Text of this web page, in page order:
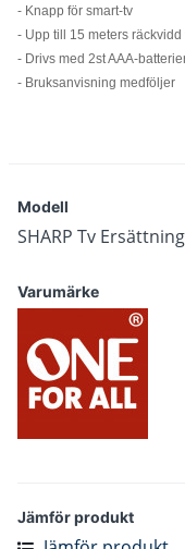
- Knapp för smart-tv
- Upp till 15 meters räckvidd
- Drivs med 2st AAA-
- Bruksanvisning medföljer
Modell
SHARP Tv
Varumärke
Jämför produkt